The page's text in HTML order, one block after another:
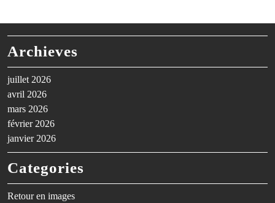
Archieves
juillet 2026
avril 2026
mars 2026
février 2026
janvier 2026
Categories
Retour en images